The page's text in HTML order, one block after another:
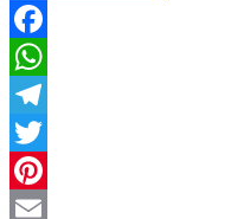
Facebook
WhatsApp
Telegram
Twitter
Pinterest